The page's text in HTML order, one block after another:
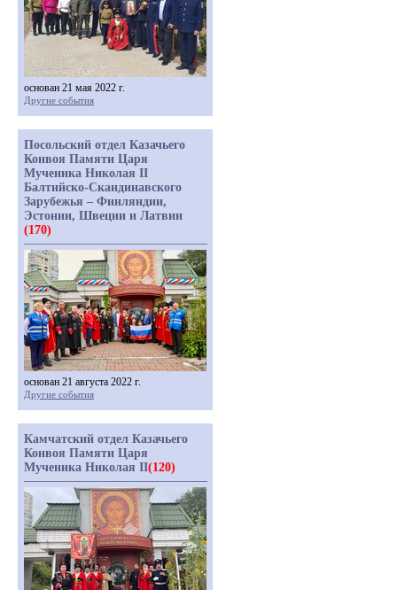
основан 21 мая 2022 г.
Другие события
Посольский отдел Казачьего
Конвоя Памяти Царя
Мученика Николая II
Балтийско-Скандинавского
Зарубежья – Финляндии,
Эстонии, Швеции и Латвии
(170)
основан 21 августа 2022 г.
Другие события
Камчатский отдел Казачьего
Конвоя Памяти Царя
Мученика Николая II(120)